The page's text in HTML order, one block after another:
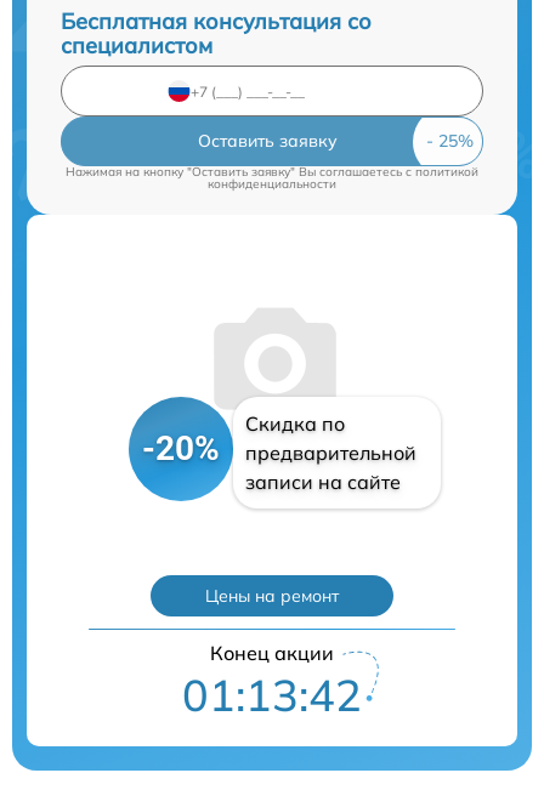
Бесплатная консультация со
специалистом
Оставить заявку
Нажимая на кнопку "Оставить заявку" Вы соглашаетесь c политикой
конфиденциальности
-20%
Скидка по
предварительной
записи на сайте
Цены на ремонт
Конец акции
01:13:41